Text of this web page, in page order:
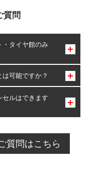
質問
・タイヤ館のみ
なります。
可能ですか？
です。
に限り、同時にご予約が
セルはできます
ぎている場合のご予約
接ご予約の店舗まで
質問はこちら